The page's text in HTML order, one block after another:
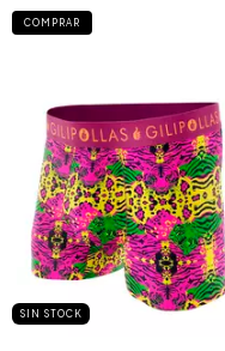
COMPRAR
SIN STOCK